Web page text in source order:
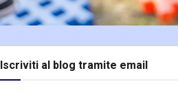
Iscriviti al blog tramite email